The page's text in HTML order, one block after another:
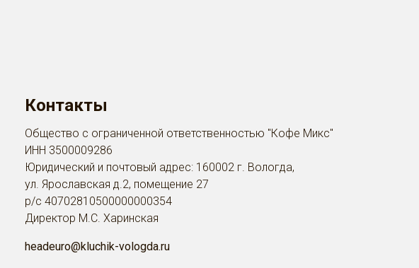
Контакты
Общество с ограниченной ответственностью "Кофе Микс"
ИНН 3500009286
Юридический и почтовый адрес: 160002 г. Вологда,
ул. Ярославская д.2, помещение 27
р/с 40702810500000000354
Директор М.С. Харинская
headeuro@kluchik-vologda.ru